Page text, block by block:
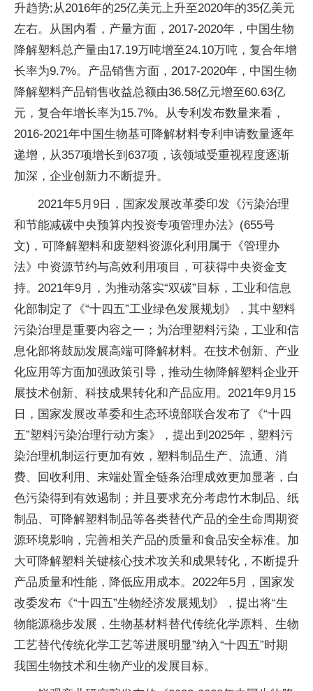
升趋势;从2016年的25亿美元上升至2020年的35亿美元
左右。从国内看，产量方面，2017-2020年，中国生物
降解塑料总产量由17.19万吨增至24.10万吨，复合年增
长率为9.7%。产品销售方面，2017-2020年，中国生物
降解塑料产品销售收益总额由36.58亿元增至60.63亿
元，复合年增长率为15.7%。从专利发布数量来看，
2016-2021年中国生物基可降解材料专利申请数量逐年
递增，从357项增长到637项，该领域受重视程度逐渐
加深，企业创新力不断提升。
2021年5月9日，国家发展改革委印发《污染治理
和节能减碳中央预算内投资专项管理办法》(655号
文)，可降解塑料和废塑料资源化利用属于《管理办
法》中资源节约与高效利用项目，可获得中央资金支
持。2021年9月，为推动落实“双碳”目标，工业和信息
化部制定了《“十四五”工业绿色发展规划》，其中塑料
污染治理是重要内容之一；为治理塑料污染，工业和信
息化部将鼓励发展高端可降解材料。在技术创新、产业
化应用等方面加强政策引导，推动生物降解塑料企业开
展技术创新、科技成果转化和产品应用。2021年9月15
日，国家发展改革委和生态环境部联合发布了《“十四
五”塑料污染治理行动方案》，提出到2025年，塑料污
染治理机制运行更加有效，塑料制品生产、流通、消
费、回收利用、末端处置全链条治理成效更加显著，白
色污染得到有效遏制；并且要求充分考虑竹木制品、纸
制品、可降解塑料制品等各类替代产品的全生命周期资
源环境影响，完善相关产品的质量和食品安全标准。加
大可降解塑料关键核心技术攻关和成果转化，不断提升
产品质量和性能，降低应用成本。2022年5月，国家发
改委发布《“十四五”生物经济发展规划》，提出将“生
物能源稳步发展，生物基材料替代传统化学原料、生物
工艺替代传统化学工艺等进展明显”纳入“十四五”时期
我国生物技术和生物产业的发展目标。